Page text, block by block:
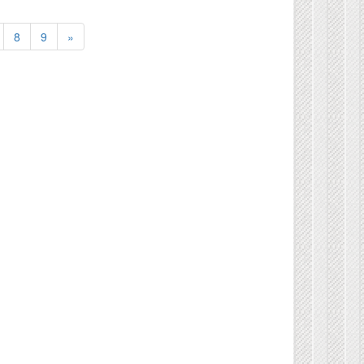
8 9 »